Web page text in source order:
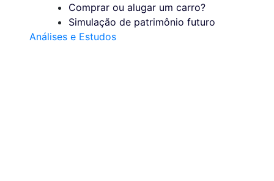
Comprar ou alugar um carro?
Simulação de patrimônio futuro
Análises e Estudos